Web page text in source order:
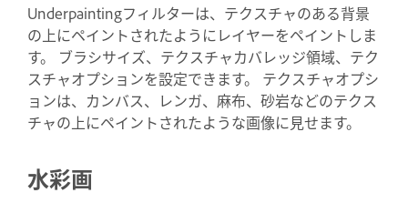
Underpaintingフィルターは、テクスチャのある背景
の上にペイントされたようにレイヤーをペイントしま
す。 ブラシサイズ、テクスチャカバレッジ領域、テク
スチャオプションを設定できます。 テクスチャオプシ
ョンは、カンバス、レンガ、麻布、砂岩などのテクス
チャの上にペイントされたような画像に見せます。
水彩画